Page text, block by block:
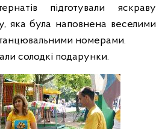
підготували яскраву
яка була наповнена веселими
номерами.
солодкі подарунки.